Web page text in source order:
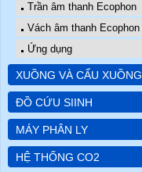
Trần âm thanh Ecophon
Vách âm thanh Ecophon
Ứng dụng
XUỒNG VÀ CẨU XUỒNG
ĐỒ CỨU SIINH
MÁY PHÂN LY
HỆ THỐNG CO2